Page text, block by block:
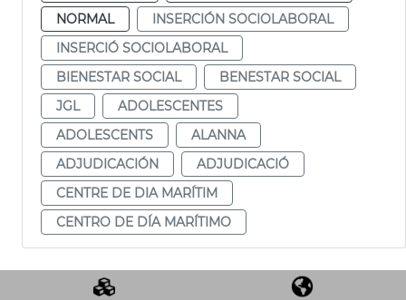
NORMAL
INSERCIÓN SOCIOLABORAL
INSERCIÓ SOCIOLABORAL
BIENESTAR SOCIAL
BENESTAR SOCIAL
JGL
ADOLESCENTES
ADOLESCENTS
ALANNA
ADJUDICACIÓN
ADJUDICACIÓ
CENTRE DE DIA MARÍTIM
CENTRO DE DÍA MARÍTIMO